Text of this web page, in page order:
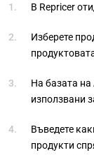
В Repricer
Изберете
На базата на
използвани
Въведете
продукти